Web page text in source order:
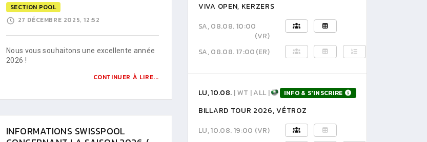
SECTION POOL
27 DÉCEMBRE 2025, 12:52
Nous vous souhaitons une excellente année
2026 !
CONTINUER À LIRE...
INFORMATIONS SWISSPOOL
VIVA OPEN, KERZERS
SA, 08.08. 10:00
(VR)
SA, 08.08. 17:00(ER)
LU, 10.08. | WT | ALL | INFO & S'INSCRIRE
BILLARD TOUR 2026, VÉTROZ
LU, 10.08. 19:00 (VR)